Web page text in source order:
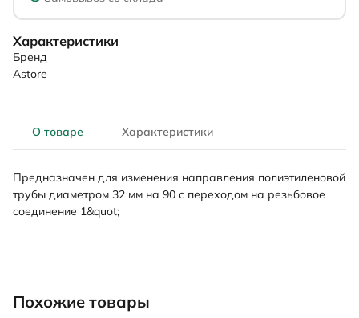
Характеристики
Бренд
Astore
О товаре Характеристики
Предназначен для изменения направления полиэтиленовой
трубы диаметром 32 мм на 90 с переходом на резьбовое
соединение 1&quot;
Похожие товары